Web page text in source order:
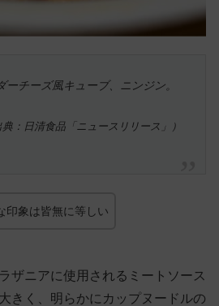
チーズ風キューブ、ニンジン。
典：日清食品「ニュースリリース」）
印象は皆無に等しい
ザニアに使用されるミートソース
きく、明らかにカップヌードルの